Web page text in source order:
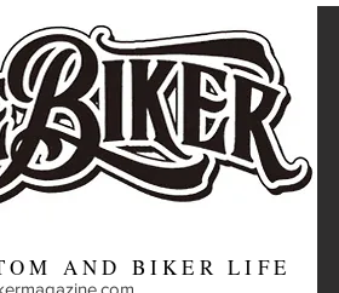
AND BIKER LIFE